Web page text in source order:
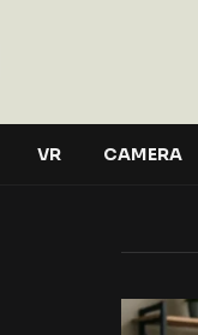
VR CAMERA